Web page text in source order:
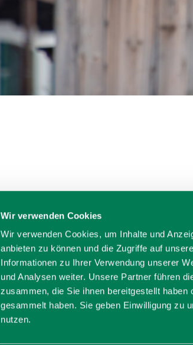
Wir verwenden Cookies
Wir verwenden Cookies, um Inhalte und
anbieten zu können und die Zugriffe auf
Informationen zu Ihrer Verwendung unserer
und Analysen weiter. Unsere Partner führen
zusammen, die Sie ihnen bereitgestellt
gesammelt haben. Sie geben Einwilligung zu
nutzen.